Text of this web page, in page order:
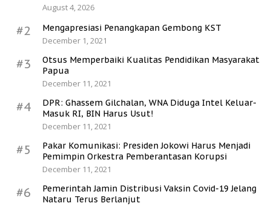
August 4, 2026
#2
Mengapresiasi Penangkapan Gembong KST
December 1, 2021
#3
Otsus Memperbaiki Kualitas Pendidikan Masyarakat
Papua
December 11, 2021
#4
DPR: Ghassem Gilchalan, WNA Diduga Intel Keluar-
Masuk RI, BIN Harus Usut!
December 11, 2021
#5
Pakar Komunikasi: Presiden Jokowi Harus Menjadi
Pemimpin Orkestra Pemberantasan Korupsi
December 11, 2021
#6
Pemerintah Jamin Distribusi Vaksin Covid-19 Jelang
Nataru Terus Berlanjut